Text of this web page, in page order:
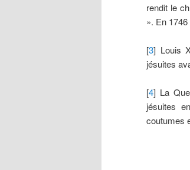
rendit le
». En
[3] Louis
jésuites
[4] La
jésuites
coutumes